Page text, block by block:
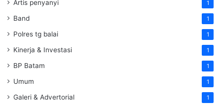
Artis penyanyi 1
Band 1
Polres tg balai 1
Kinerja & Investasi 1
BP Batam 1
Umum 1
Galeri & Advertorial 1